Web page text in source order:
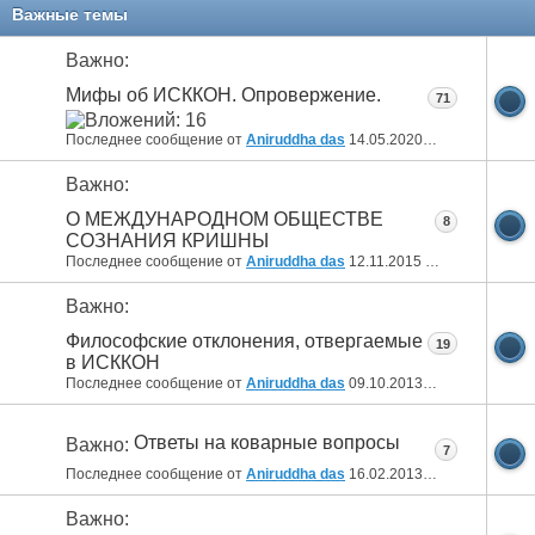
11 12
21 22
Важные темы
Важно:
Мифы об ИСККОН. Опровержение.
Последнее сообщение от Aniruddha das 14.05.2020 14:15
71
Важно:
О МЕЖДУНАРОДНОМ ОБЩЕСТВЕ
СОЗНАНИЯ КРИШНЫ
Последнее сообщение от Aniruddha das 12.11.2015 12:52
8
Важно:
Философские отклонения, отвергаемые
в ИСККОН
Последнее сообщение от Aniruddha das 09.10.2013 18:15
19
Важно: Ответы на коварные вопросы
Последнее сообщение от Aniruddha das 16.02.2013 08:23
7
Важно: